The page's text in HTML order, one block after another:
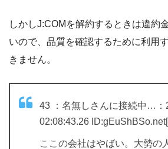
しかしJ:COMを解約するときは違約
いので、品質を確認するために利用
きません。
43 ：名無しさんに接続中…：
02:08:43.26
ここの会社はやばい。大勢の